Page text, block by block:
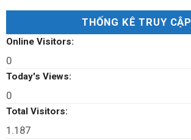
THỐNG KÊ TRUY CẬP
Online Visitors:
0
Today's Views:
0
Total Visitors:
1.187